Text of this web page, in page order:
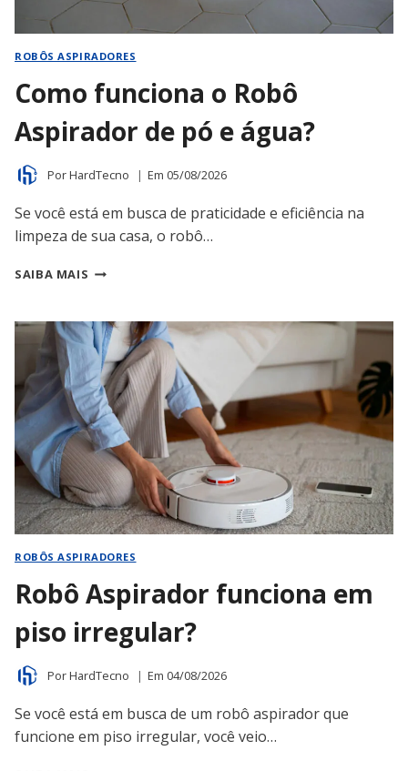
ROBÔS ASPIRADORES
Como funciona o Robô
Aspirador de pó e água?
PorHardTecno Em 05/08/2026
Se você está em busca de praticidade e eficiência na
limpeza de sua casa, o robô…
SAIBA MAIS COMO
ROBÔ
ASPIRADOR
DE
PÓ
E
ÁGUA?
ROBÔS ASPIRADORES
Robô Aspirador funciona em
piso irregular?
PorHardTecno Em 04/08/2026
Se você está em busca de um robô aspirador que
funcione em piso irregular, você veio…